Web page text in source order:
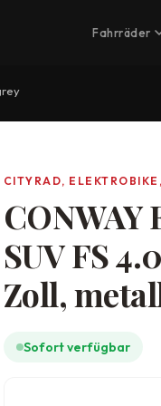
Fahrräder
CITYRAD,
SUV FS
Zoll,
Sofort verfügbar